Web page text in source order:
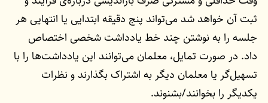
ثبت آن خواهد شد می‌تواند پنج دقیقه ابتدایی یا انتهایی هر
جلسه را به نوشتن چند خط یادداشت شخصی اختصاص
داد. در صورت تمایل، معلمان می‌توانند این یادداشت‌ها را با
تسهیل‌گر یا معلمان دیگر به اشتراک بگذارند و نظرات
یکدیگر را بخوانند/بشنوند.